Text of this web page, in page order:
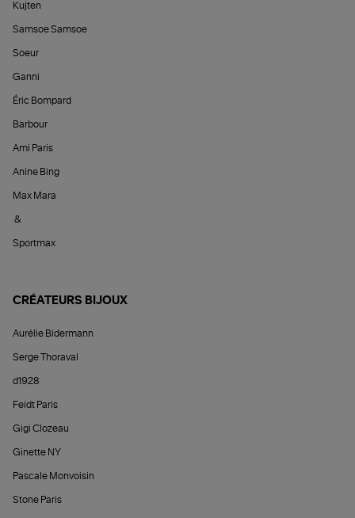
Kujten
Samsoe Samsoe
Soeur
Ganni
Éric Bompard
Barbour
Ami Paris
Anine Bing
Max Mara
&
Sportmax
CRÉATEURS BIJOUX
Aurélie Bidermann
Serge Thoraval
d1928
Feidt Paris
Gigi Clozeau
Ginette NY
Pascale Monvoisin
Stone Paris